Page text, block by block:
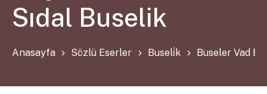
Sıdal Buselik
Anasayfa Sözlü Eserler Buseli̇k Buseler Vad